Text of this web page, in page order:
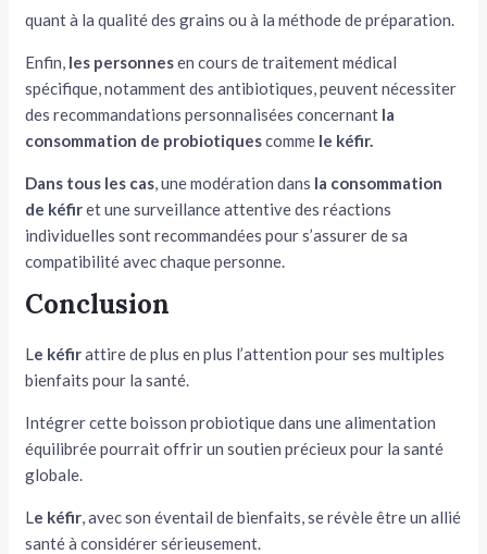
quant à la qualité des grains ou à la méthode de préparation.
Enfin, les personnesen cours de traitement médical
spécifique, notamment des antibiotiques, peuvent nécessiter
des recommandations personnalisées concernant la
consommation de probiotiquescomme le kéfir.
Dans tous les cas, une modération dans la consommation
de kéfiret une surveillance attentive des réactions
individuelles sont recommandées pour s’assurer de sa
compatibilité avec chaque personne.
Conclusion
Le kéfirattire de plus en plus l’attention pour ses multiples
bienfaits pour la santé.
Intégrer cette boisson probiotique dans une alimentation
équilibrée pourrait offrir un soutien précieux pour la santé
globale.
Le kéfir, avec son éventail de bienfaits, se révèle être un allié
santé à considérer sérieusement.